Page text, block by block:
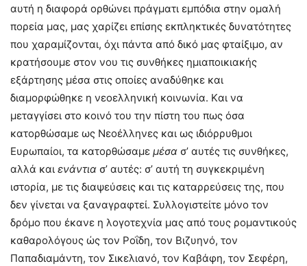
αυτή η διαφορά ορθώνει πράγματι εμπόδια στην ομαλή
πορεία μας, μας χαρίζει επίσης εκπληκτικές δυνατότητες
που χαραμίζονται, όχι πάντα από δικό μας φταίξιμο, αν
κρατήσουμε στον νου τις συνθήκες ημιαποικιακής
εξάρτησης μέσα στις οποίες αναδύθηκε και
διαμορφώθηκε η νεοελληνική κοινωνία. Kαι να
μεταγγίσει στο κοινό του την πίστη του πως όσα
κατορθώσαμε ως Nεοέλληνες και ως ιδιόρρυθμοι
Eυρωπαίοι, τα κατορθώσαμε μέσα σ’ αυτές τις συνθήκες,
αλλά και ενάντια σ’ αυτές: σ’ αυτή τη συγκεκριμένη
ιστορία, με τις διαψεύσεις και τις καταρρεύσεις της, που
δεν γίνεται να ξαναγραφτεί. Συλλογιστείτε μόνο τον
δρόμο που έκανε η λογοτεχνία μας από τους ρομαντικούς
καθαρολόγους ώς τον Pοΐδη, τον Bιζυηνό, τον
Παπαδιαμάντη, τον Σικελιανό, τον Kαβάφη, τον Σεφέρη,